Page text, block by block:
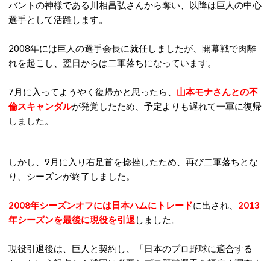
バントの神様である川相昌弘さんから奪い、以降は巨人の中心
選手として活躍します。
2008年には巨人の選手会長に就任しましたが、開幕戦で肉離
れを起こし、翌日からは二軍落ちになっています。
7月に入ってようやく復帰かと思ったら、 山本モナさんとの不
倫スキャンダルが発覚したため、予定よりも遅れて一軍に復帰
しました。
しかし、9月に入り右足首を捻挫したため、再び二軍落ちとな
り、シーズンが終了しました。
2008年シーズンオフには日本ハムにトレードに出され、 2013
年シーズンを最後に現役を引退 しました。
現役引退後は、巨人と契約し、「日本のプロ野球に適合する